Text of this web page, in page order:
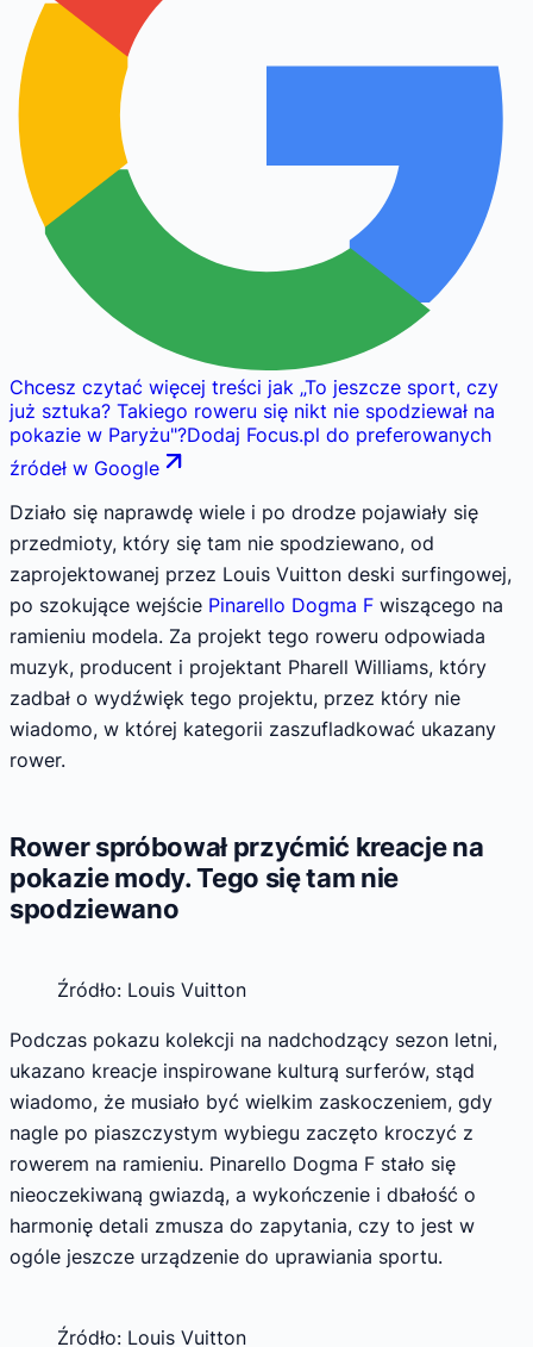
Chcesz czytać więcej treści jak „To jeszcze sport, czy
już sztuka? Takiego roweru się nikt nie spodziewał na
pokazie w Paryżu"?Dodaj Focus.pl do preferowanych
źródeł w Google
Działo się naprawdę wiele i po drodze pojawiały się
przedmioty, który się tam nie spodziewano, od
zaprojektowanej przez Louis Vuitton deski surfingowej,
po szokujące wejście Pinarello Dogma F wiszącego na
ramieniu modela. Za projekt tego roweru odpowiada
muzyk, producent i projektant Pharell Williams, który
zadbał o wydźwięk tego projektu, przez który nie
wiadomo, w której kategorii zaszufladkować ukazany
rower.
Rower spróbował przyćmić kreacje na
pokazie mody. Tego się tam nie
spodziewano
Źródło: Louis Vuitton
Podczas pokazu kolekcji na nadchodzący sezon letni,
ukazano kreacje inspirowane kulturą surferów, stąd
wiadomo, że musiało być wielkim zaskoczeniem, gdy
nagle po piaszczystym wybiegu zaczęto kroczyć z
rowerem na ramieniu. Pinarello Dogma F stało się
nieoczekiwaną gwiazdą, a wykończenie i dbałość o
harmonię detali zmusza do zapytania, czy to jest w
ogóle jeszcze urządzenie do uprawiania sportu.
Źródło: Louis Vuitton